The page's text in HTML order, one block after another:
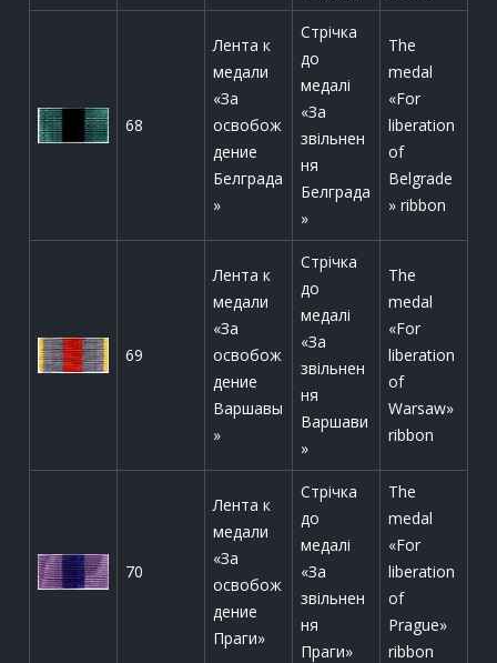
68
Лента к
медали
«За
освобож
дение
Белграда
»
Стрічка
до
медалі
«За
звільнен
ня
Белграда
»
The
medal
«For
liberation
of
Belgrade
» ribbon
69
Лента к
медали
«За
освобож
дение
Варшавы
»
Стрічка
до
медалі
«За
звільнен
ня
Варшави
»
The
medal
«For
liberation
of
Warsaw»
ribbon
70
Лента к
медали
«За
освобож
дение
Праги»
Стрічка
до
медалі
«За
звільнен
ня
Праги»
The
medal
«For
liberation
of
Prague»
ribbon